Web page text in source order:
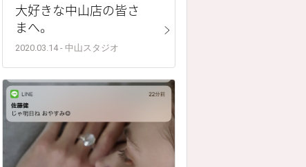
大好きな中山店の皆さ
まへ。
2020.03.14 - 中山スタジオ